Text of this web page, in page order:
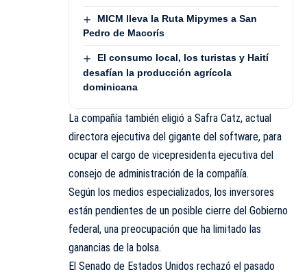
MICM lleva la Ruta Mipymes a San
Pedro de Macorís
El consumo local, los turistas y Haití
desafían la producción agrícola
dominicana
La compañía también eligió a Safra Catz, actual
directora ejecutiva del gigante del software, para
ocupar el cargo de vicepresidenta ejecutiva del
consejo de administración de la compañía.
Según los medios especializados, los inversores
están pendientes de un posible cierre del Gobierno
federal, una preocupación que ha limitado las
ganancias de la bolsa.
El Senado de Estados Unidos rechazó el pasado